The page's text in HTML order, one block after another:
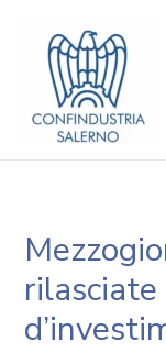
contenuto
articoli